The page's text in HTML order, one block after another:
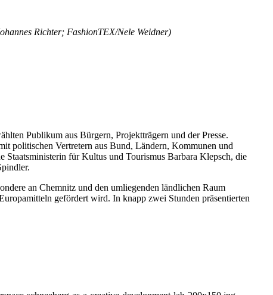
Richter; FashionTEX/Nele Weidner)
Publikum aus Bürgern, Projektträgern und der Presse.
politischen Vertretern aus Bund, Ländern, Kommunen und
Staatsministerin für Kultus und Tourismus Barbara Klepsch, die
an Chemnitz und den umliegenden ländlichen Raum
gefördert wird. In knapp zwei Stunden präsentierten